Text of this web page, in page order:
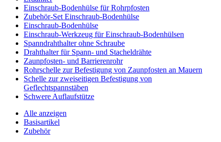
Einschraub-Bodenhülse für Rohrpfosten
Zubehör-Set Einschraub-Bodenhülse
Einschraub-Bodenhülse
Einschraub-Werkzeug für Einschraub-Bodenhülsen
Spanndrahthalter ohne Schraube
Drahthalter für Spann- und Stacheldrähte
Zaunpfosten- und Barrierenrohr
Rohrschelle zur Befestigung von Zaunpfosten an Mauern
Schelle zur zweiseitigen Befestigung von
Geflechtspannstäben
Schwere Auflaufstütze
Alle anzeigen
Basisartikel
Zubehör